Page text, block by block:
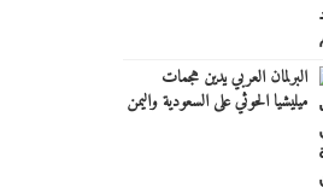
البرلمان العربي يدين هجمات
ميليشيا الحوثي على السعودية واليمن